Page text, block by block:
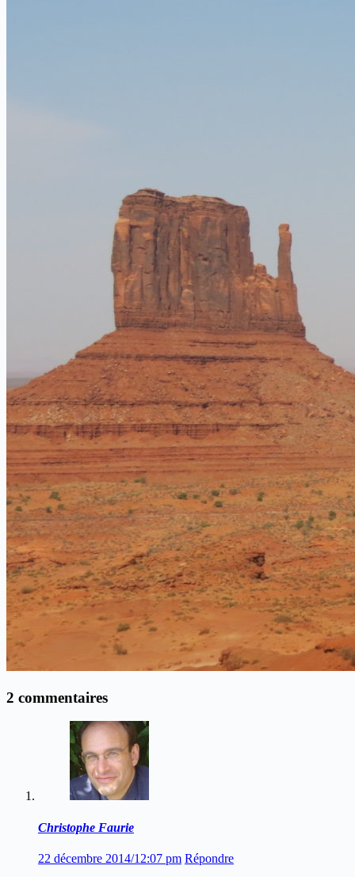
2 commentaires
Christophe Faurie
22 décembre 2014/12:07 pm Répondre